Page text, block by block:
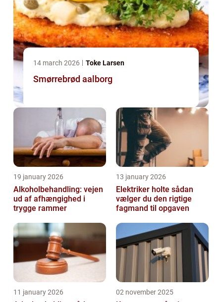
14 march 2026 Toke Larsen
Smørrebrød aalborg
19 january 2026
Alkoholbehandling: vejen
ud af afhængighed i
trygge rammer
13 january 2026
Elektriker holte sådan
vælger du den rigtige
fagmand til opgaven
11 january 2026 02 november 2025